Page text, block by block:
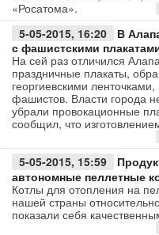
«Росатома».
5-05-2015, 16:20
В
с фашистскими
На сей раз отличился
праздничные плакаты,
георгиевскими
фашистов. Власти города
убрали провокационные
сообщил, что
5-05-2015, 15:59
автономные пеллетные
Котлы для отопления на
нашей страны
показали себя